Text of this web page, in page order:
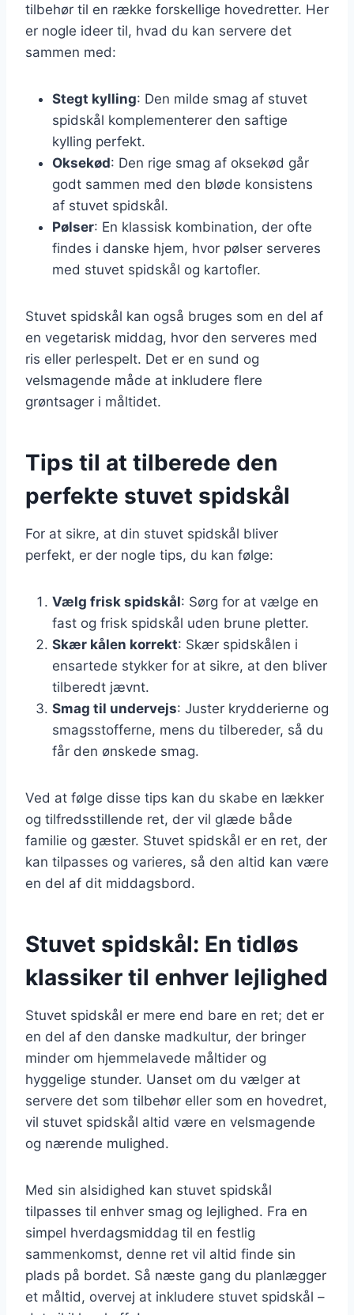
tilbehør til en række forskellige hovedretter. Her
er nogle ideer til, hvad du kan servere det
sammen med:
Stegt kylling: Den milde smag af stuvet
spidskål komplementerer den saftige
kylling perfekt.
Oksekød: Den rige smag af oksekød går
godt sammen med den bløde konsistens
af stuvet spidskål.
Pølser: En klassisk kombination, der ofte
findes i danske hjem, hvor pølser serveres
med stuvet spidskål og kartofler.
Stuvet spidskål kan også bruges som en del af
en vegetarisk middag, hvor den serveres med
ris eller perlespelt. Det er en sund og
velsmagende måde at inkludere flere
grøntsager i måltidet.
Tips til at tilberede den
perfekte stuvet spidskål
For at sikre, at din stuvet spidskål bliver
perfekt, er der nogle tips, du kan følge:
Vælg frisk spidskål: Sørg for at vælge en
fast og frisk spidskål uden brune pletter.
Skær kålen korrekt: Skær spidskålen i
ensartede stykker for at sikre, at den bliver
tilberedt jævnt.
Smag til undervejs: Juster krydderierne og
smagsstofferne, mens du tilbereder, så du
får den ønskede smag.
Ved at følge disse tips kan du skabe en lækker
og tilfredsstillende ret, der vil glæde både
familie og gæster. Stuvet spidskål er en ret, der
kan tilpasses og varieres, så den altid kan være
en del af dit middagsbord.
Stuvet spidskål: En tidløs
klassiker til enhver lejlighed
Stuvet spidskål er mere end bare en ret; det er
en del af den danske madkultur, der bringer
minder om hjemmelavede måltider og
hyggelige stunder. Uanset om du vælger at
servere det som tilbehør eller som en hovedret,
vil stuvet spidskål altid være en velsmagende
og nærende mulighed.
Med sin alsidighed kan stuvet spidskål
tilpasses til enhver smag og lejlighed. Fra en
simpel hverdagsmiddag til en festlig
sammenkomst, denne ret vil altid finde sin
plads på bordet. Så næste gang du planlægger
et måltid, overvej at inkludere stuvet spidskål –